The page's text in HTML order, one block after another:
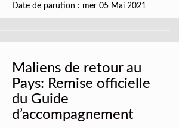
Date de parution : mer 05 Mai 2021
Maliens de retour au
Pays: Remise officielle
du Guide
d’accompagnement